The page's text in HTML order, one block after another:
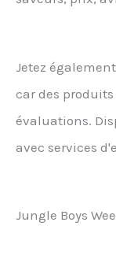
Jetez
car des
évaluations.
avec services
Jungle Boys